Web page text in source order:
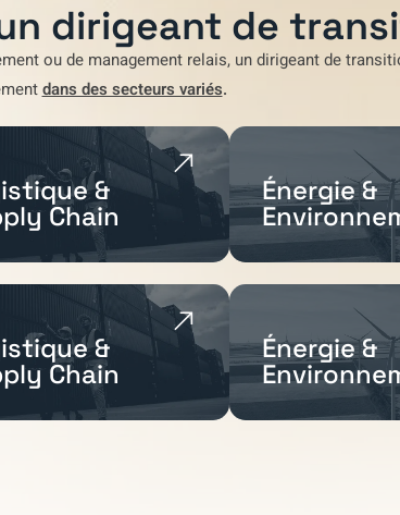
dirigeant de
ou de management relais, un dirigeant de
dans des secteurs variés.
&
Chain
Énergie &
&
Chain
Énergie &